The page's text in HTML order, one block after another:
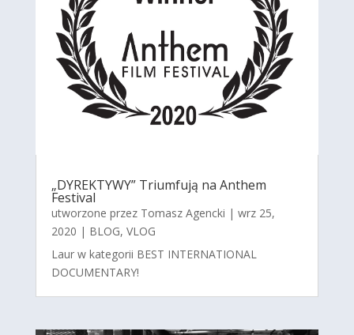
„DYREKTYWY” Triumfują na Anthem
Festival
utworzone przez Tomasz Agencki | wrz 25,
2020 | BLOG, VLOG
Laur w kategorii BEST INTERNATIONAL
DOCUMENTARY!